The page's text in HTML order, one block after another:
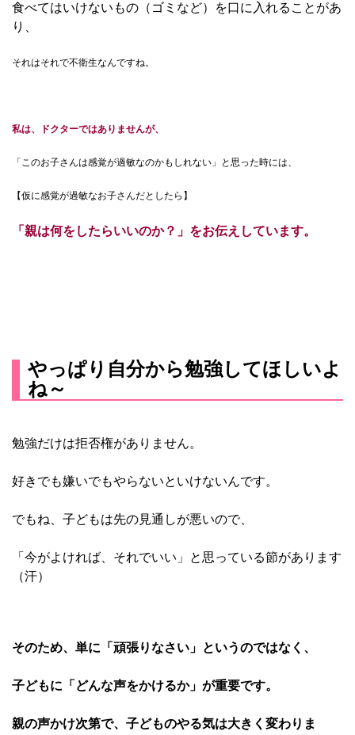
食べてはいけないもの（ゴミなど）を口に入れることがあ
り、
それはそれで不衛生なんですね。
私は、ドクターではありませんが、
「このお子さんは感覚が過敏なのかもしれない」と思った時には、
【仮に感覚が過敏なお子さんだとしたら】
「親は何をしたらいいのか？」をお伝えしています。
やっぱり自分から勉強してほしいよ
ね～
勉強だけは拒否権がありません。
好きでも嫌いでもやらないといけないんです。
でもね、子どもは先の見通しが悪いので、
「今がよければ、それでいい」と思っている節があります
（汗）
そのため、単に「頑張りなさい」というのではなく、
子どもに「どんな声をかけるか」が重要です。
親の声かけ次第で、子どものやる気は大きく変わりま